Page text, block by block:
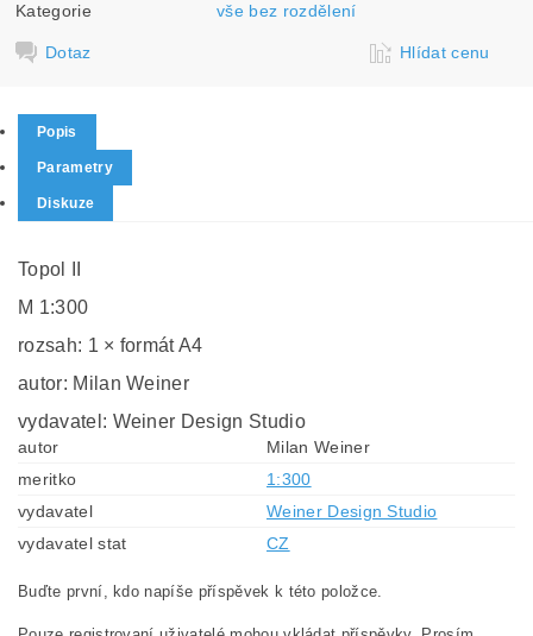
Kategorie vše bez rozdělení
Dotaz Hlídat cenu
Popis
Parametry
Diskuze
Topol II
M 1:300
rozsah: 1 × formát A4
autor: Milan Weiner
vydavatel: Weiner Design Studio
autor
Milan Weiner
meritko
1:300
vydavatel
Weiner Design Studio
vydavatel stat
CZ
Buďte první, kdo napíše příspěvek k této položce.